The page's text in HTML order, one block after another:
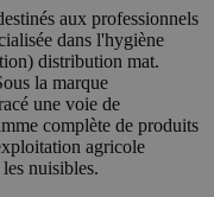
aux professionnels
dans l'hygiène
distribution mat.
la marque
une voie de
complète de produits
agricole
nuisibles.